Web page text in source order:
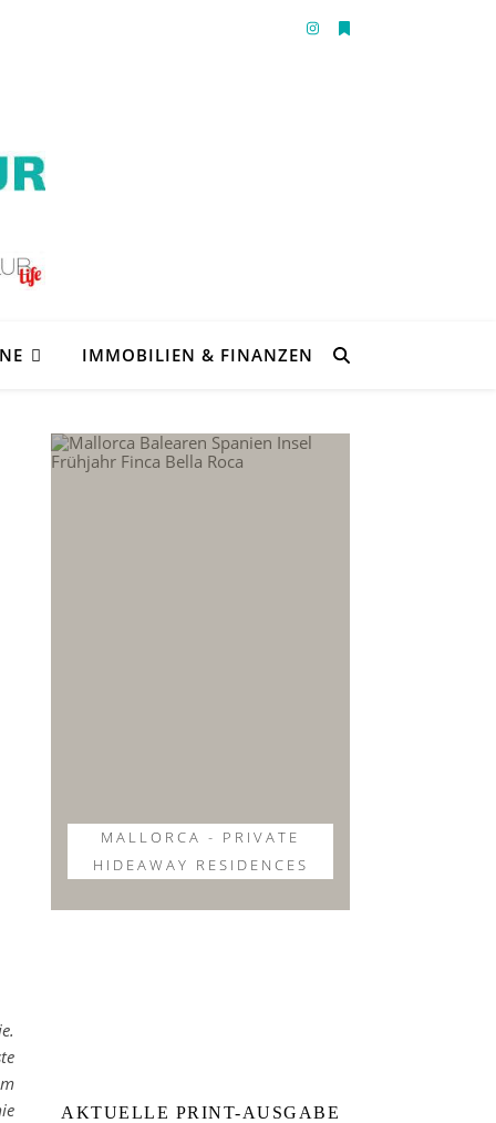
IMMOBILIEN & FINANZEN
MALLORCA - PRIVATE
HIDEAWAY RESIDENCES
AKTUELLE PRINT-AUSGABE